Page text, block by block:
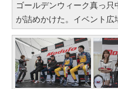
ゴールデンウィーク真っ
が詰めかけた。イベント広